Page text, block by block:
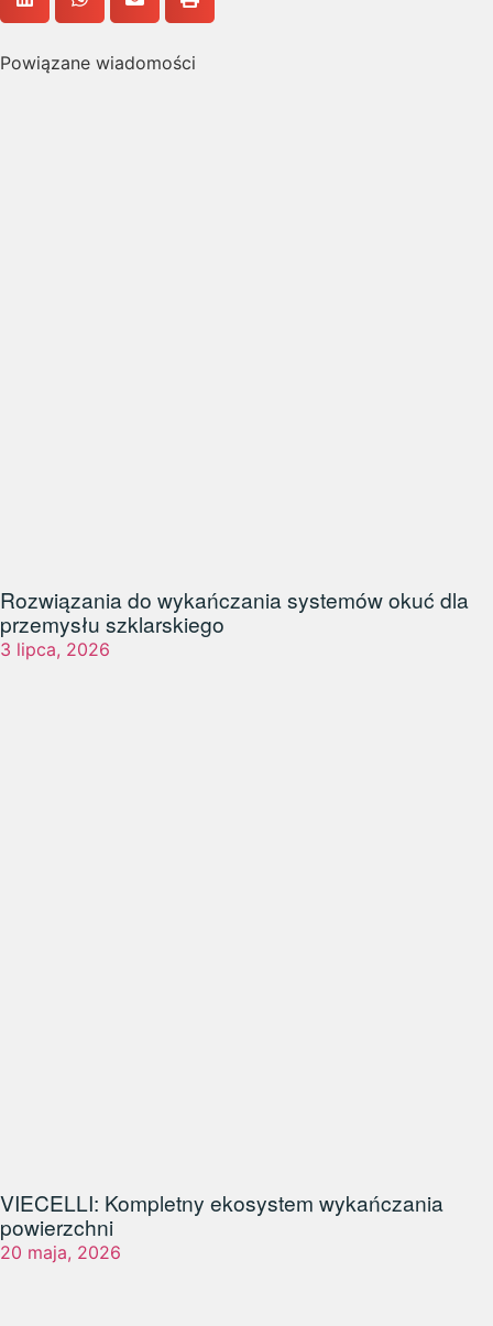
Powiązane wiadomości
Rozwiązania do wykańczania systemów okuć dla
przemysłu szklarskiego
3 lipca, 2026
VIECELLI: Kompletny ekosystem wykańczania
powierzchni
20 maja, 2026